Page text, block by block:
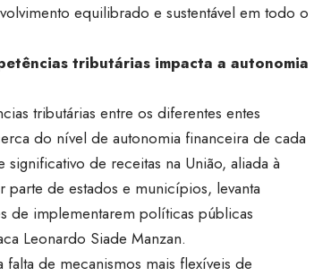
equilibrado e sustentável em todo o
tributárias impacta a autonomia
tributárias entre os diferentes entes
do nível de autonomia financeira de cada
de receitas na União, aliada à
de estados e municípios, levanta
de implementarem políticas públicas
Leonardo Siade Manzan.
de mecanismos mais flexíveis de